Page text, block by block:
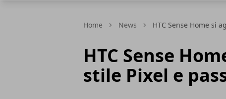
Home News HTC Sense Home si
HTC Sense
stile Pixel e